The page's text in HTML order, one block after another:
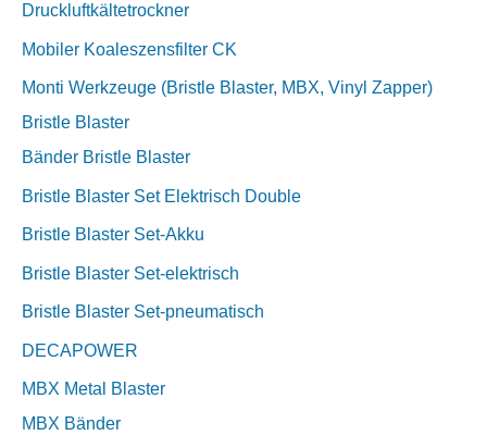
Druckluftkältetrockner
Mobiler Koaleszensfilter CK
Monti Werkzeuge (Bristle Blaster, MBX, Vinyl Zapper)
Bristle Blaster
Bänder Bristle Blaster
Bristle Blaster Set Elektrisch Double
Bristle Blaster Set-Akku
Bristle Blaster Set-elektrisch
Bristle Blaster Set-pneumatisch
DECAPOWER
MBX Metal Blaster
MBX Bänder